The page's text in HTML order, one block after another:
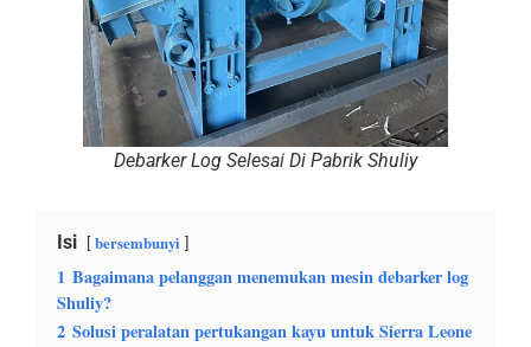
Debarker Log Selesai Di Pabrik Shuliy
Isi bersembunyi
1 Bagaimana pelanggan menemukan mesin debarker log
Shuliy?
2 Solusi peralatan pertukangan kayu untuk Sierra Leone